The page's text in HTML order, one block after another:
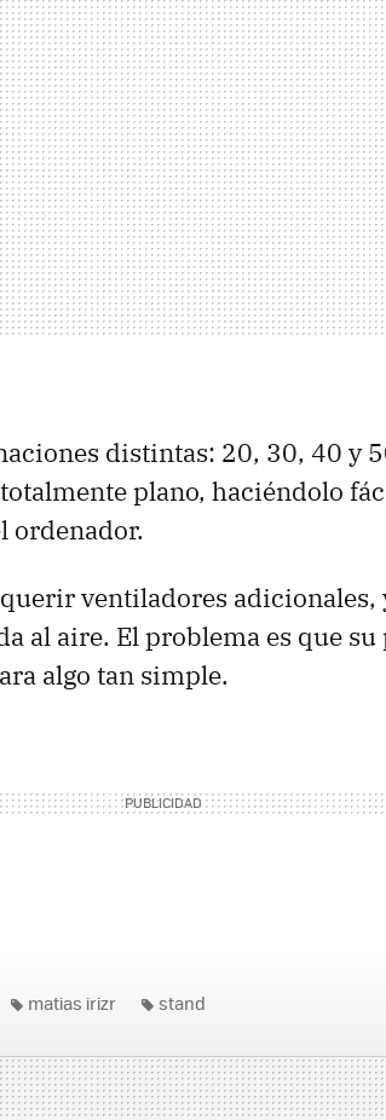
distintas: 20, 30, 40 y
plano, haciéndolo
ordenador.
ventiladores adicionales,
al aire. El problema es que su
algo tan simple.
matias irizr stand